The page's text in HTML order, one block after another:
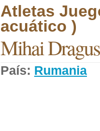
Atletas
acuático )
Mihai
País: Rumania